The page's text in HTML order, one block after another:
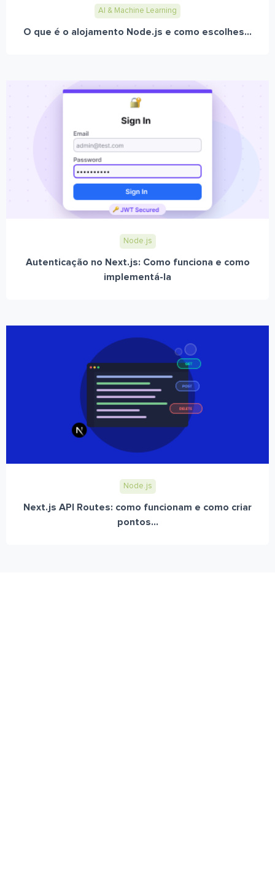
AI & Machine Learning
O que é o alojamento Node.js e como escolhes...
Node.js
Autenticação no Next.js: Como funciona e como
implementá-la
Node.js
Next.js API Routes: como funcionam e como criar
pontos...